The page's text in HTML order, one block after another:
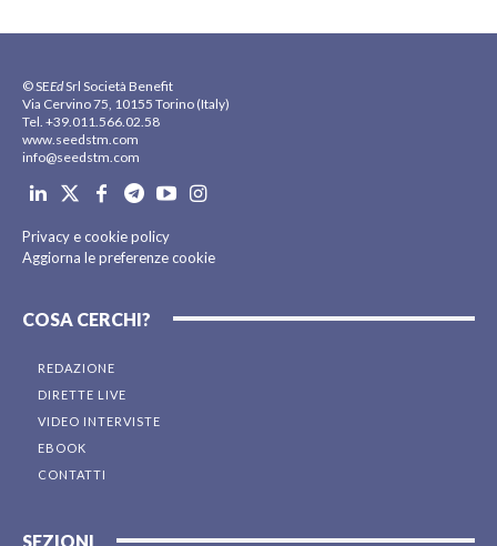
© SEEdSrl Società Benefit
Via Cervino 75, 10155 Torino (Italy)
Tel. +39.011.566.02.58
www.seedstm.com
info@seedstm.com
Privacy e cookie policy
Aggiorna le preferenze cookie
COSA CERCHI?
REDAZIONE
DIRETTE LIVE
VIDEO INTERVISTE
EBOOK
CONTATTI
SEZIONI